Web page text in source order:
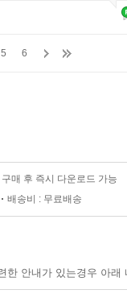
5 6
구매 후 즉시 다운로드 가능
배송비 : 무료배송
안내가 있는경우 아